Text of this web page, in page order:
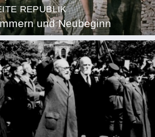
REPUBLIK
und Neubeginn